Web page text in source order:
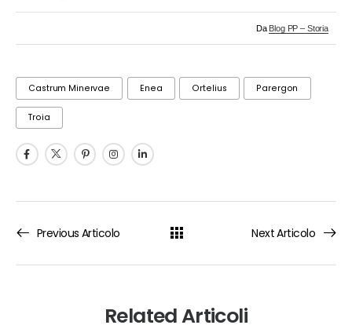
Da Blog PP – Storia
Castrum Minervae Enea Ortelius Parergon
Troia
Previous Articolo Next Articolo
Related Articoli